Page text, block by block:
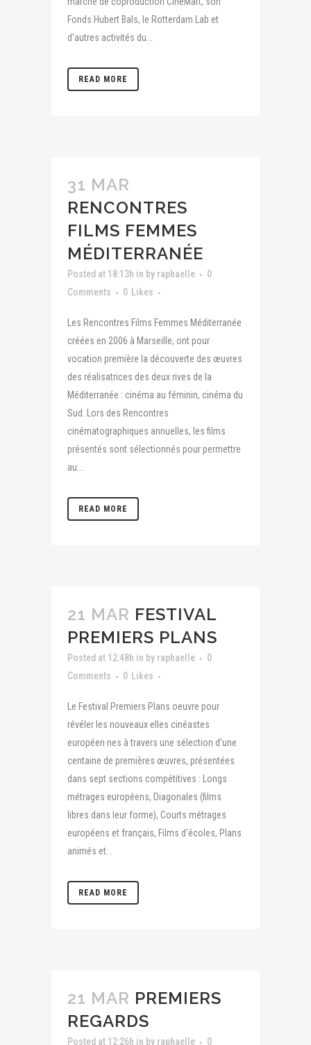
Fonds Hubert Bals, le Rotterdam Lab et
d'autres activités du...
READ MORE
31 MAR
RENCONTRES
FILMS FEMMES
MÉDITERRANÉE
Posted at 18:13h in by raphaelle
0
Comments
0 Likes
Les Rencontres Films Femmes Méditerranée
créées en 2006 à Marseille, ont pour
vocation première la découverte des œuvres
des réalisatrices des deux rives de la
Méditerranée : cinéma au féminin, cinéma du
Sud. Lors des Rencontres
cinématographiques annuelles, les films
présentés sont sélectionnés pour permettre
au...
READ MORE
21 MAR FESTIVAL
PREMIERS PLANS
Posted at 12:48h in by raphaelle
0
Comments
0 Likes
Le Festival Premiers Plans oeuvre pour
révéler les nouveaux·elles cinéastes
européen·nes à travers une sélection d’une
centaine de premières œuvres, présentées
dans sept sections compétitives : Longs
métrages européens, Diagonales (films
libres dans leur forme), Courts métrages
européens et français, Films d'écoles, Plans
animés et...
READ MORE
21 MAR PREMIERS
REGARDS
Posted at 12:26h in by raphaelle
0